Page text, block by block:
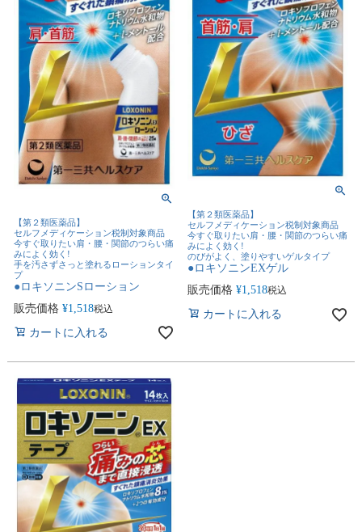
【第２類医薬品】
セルフメディケーション税制対象商品
今すぐ取りたい肩・腰・関節のつらい痛
みによく効く!
手を汚さずさっと塗れるローションタイ
プ
●ロキソニンSローション
販売価格 ¥1,518税込
カートに入れる
【第２類医薬品】
セルフメディケーション税制対象商品
今すぐ取りたい肩・腰・関節のつらい痛
みによく効く!
のびがよく、塗りやすいゲルタイプ
●ロキソニンEXゲル
販売価格 ¥1,518税込
カートに入れる